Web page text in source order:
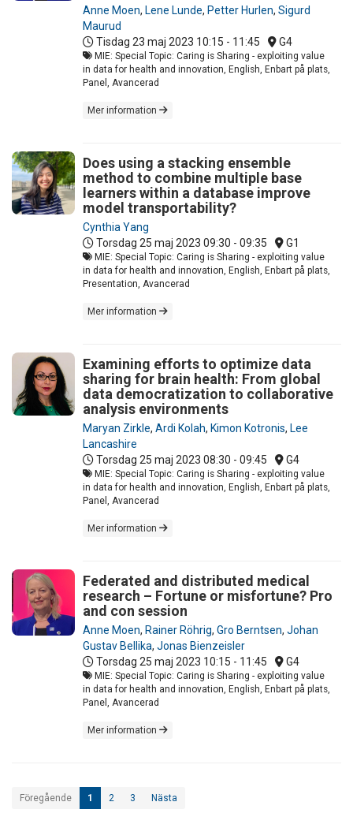
Anne Moen, Lene Lunde, Petter Hurlen, Sigurd
Maurud
Tisdag 23 maj 2023 10:15 - 11:45 G4
MIE: Special Topic: Caring is Sharing - exploiting value
in data for health and innovation, English, Enbart på plats,
Panel, Avancerad
Mer information
Does using a stacking ensemble
method to combine multiple base
learners within a database improve
model transportability?
Cynthia Yang
Torsdag 25 maj 2023 09:30 - 09:35 G1
MIE: Special Topic: Caring is Sharing - exploiting value
in data for health and innovation, English, Enbart på plats,
Presentation, Avancerad
Mer information
Examining efforts to optimize data
sharing for brain health: From global
data democratization to collaborative
analysis environments
Maryan Zirkle, Ardi Kolah, Kimon Kotronis, Lee
Lancashire
Torsdag 25 maj 2023 08:30 - 09:45 G4
MIE: Special Topic: Caring is Sharing - exploiting value
in data for health and innovation, English, Enbart på plats,
Panel, Avancerad
Mer information
Federated and distributed medical
research – Fortune or misfortune? Pro
and con session
Anne Moen, Rainer Röhrig, Gro Berntsen, Johan
Gustav Bellika, Jonas Bienzeisler
Torsdag 25 maj 2023 10:15 - 11:45 G4
MIE: Special Topic: Caring is Sharing - exploiting value
in data for health and innovation, English, Enbart på plats,
Panel, Avancerad
Mer information
Föregående 1 2 3 Nästa